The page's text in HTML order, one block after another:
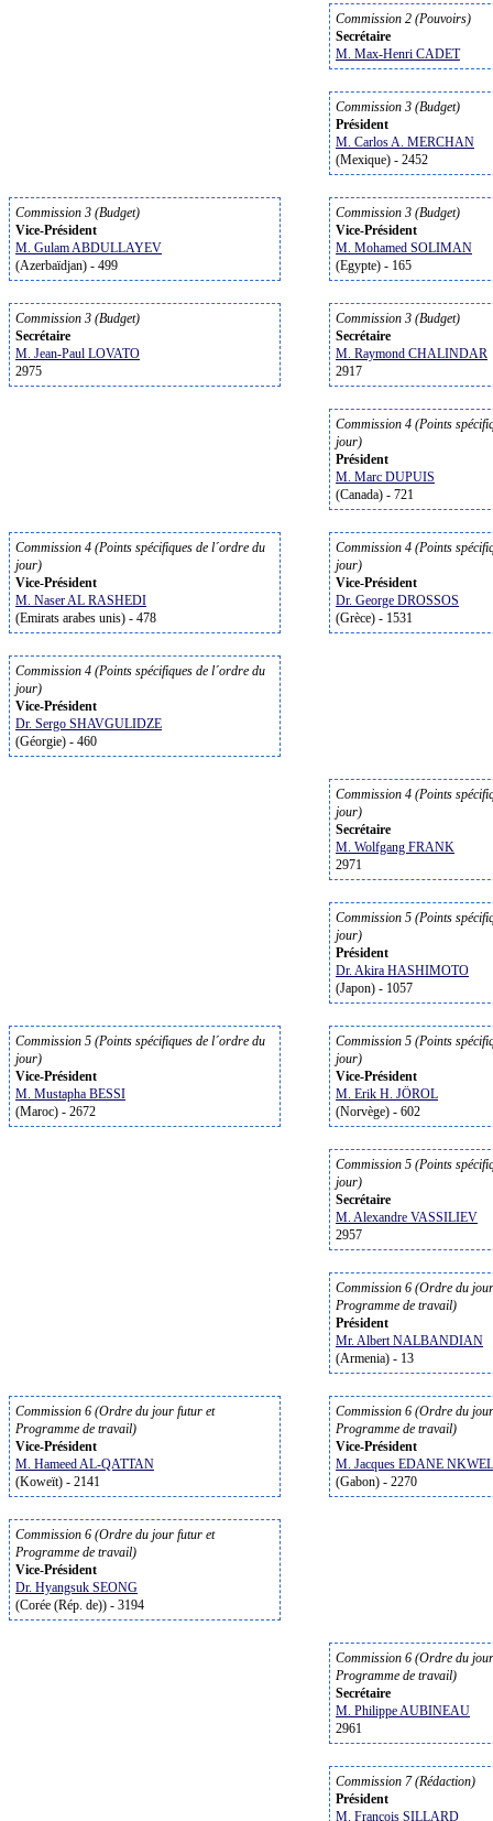
Commission 2 (Pouvoirs)
Secrétaire
M. Max-Henri CADET
Commission 3 (Budget)
Président
M. Carlos A. MERCHAN
(Mexique) - 2452
Commission 3 (Budget)
Vice-Président
M. Gulam ABDULLAYEV
(Azerbaïdjan) - 499
Commission 3 (Budget)
Vice-Président
M. Mohamed SOLIMAN
(Egypte) - 165
Commission 3 (Budget)
Secrétaire
M. Jean-Paul LOVATO
2975
Commission 3 (Budget)
Secrétaire
M. Raymond CHALINDAR
2917
Commission 4 (Points
jour)
Président
M. Marc DUPUIS
(Canada) - 721
Commission 4 (Points spécifiques de l´ordre du
jour)
Vice-Président
M. Naser AL RASHEDI
(Emirats arabes unis) - 478
Commission 4 (Points
jour)
Vice-Président
Dr. George DROSSOS
(Grèce) - 1531
Commission 4 (Points spécifiques de l´ordre du
jour)
Vice-Président
Dr. Sergo SHAVGULIDZE
(Géorgie) - 460
Commission 4 (Points
jour)
Secrétaire
M. Wolfgang FRANK
2971
Commission 5 (Points
jour)
Président
Dr. Akira HASHIMOTO
(Japon) - 1057
Commission 5 (Points spécifiques de l´ordre du
jour)
Vice-Président
M. Mustapha BESSI
(Maroc) - 2672
Commission 5 (Points
jour)
Vice-Président
M. Erik H. JÖROL
(Norvège) - 602
Commission 5 (Points
jour)
Secrétaire
M. Alexandre VASSILIEV
2957
Commission 6 (Ordre du
Programme de travail)
Président
Mr. Albert NALBANDIAN
(Armenia) - 13
Commission 6 (Ordre du jour futur et
Programme de travail)
Vice-Président
M. Hameed AL-QATTAN
(Koweït) - 2141
Commission 6 (Ordre du
Programme de travail)
Vice-Président
M. Jacques EDANE
(Gabon) - 2270
Commission 6 (Ordre du jour futur et
Programme de travail)
Vice-Président
Dr. Hyangsuk SEONG
(Corée (Rép. de)) - 3194
Commission 6 (Ordre du
Programme de travail)
Secrétaire
M. Philippe AUBINEAU
2961
Commission 7 (Rédaction)
Président
M. François SILLARD